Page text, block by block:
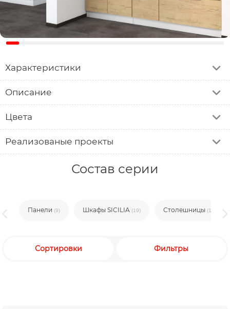
Характеристики
Описание
Цвета
Реализованые проекты
Состав серии
Панели(9) Шкафы SICILIA(19) Столешницы(10)
Сортировки Фильтры